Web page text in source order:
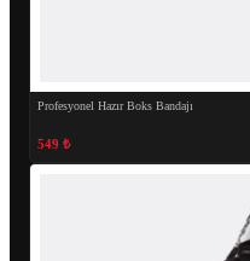
Profesyonel Hazır Boks Bandajı
549 ₺